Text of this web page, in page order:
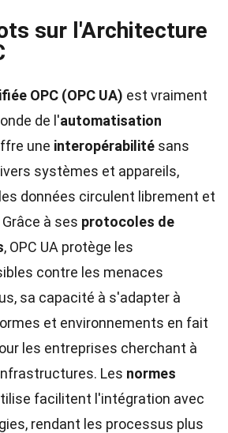
sur l'Architecture
OPC (OPC UA) est vraiment
de l'automatisation
une interopérabilité sans
systèmes et appareils,
données circulent librement et
à ses protocoles de
, OPC UA protège les
contre les menaces
sa capacité à s'adapter à
et environnements en fait
les entreprises cherchant à
Les normes
facilitent l'intégration avec
rendant les processus plus